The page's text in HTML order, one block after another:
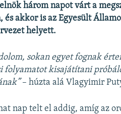
három napot várt a
és akkor is az Egyesült
helyett.
sokan egyet fognak
folyamatot kisajátítani
– húzta alá Vlagyimir
nap telt el addig, amíg az